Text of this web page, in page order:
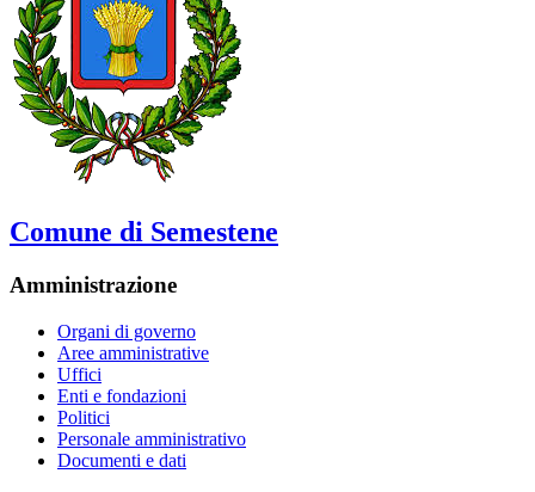
Comune di Semestene
Amministrazione
Organi di governo
Aree amministrative
Uffici
Enti e fondazioni
Politici
Personale amministrativo
Documenti e dati